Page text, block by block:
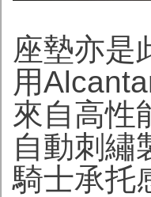
座墊亦是
用
來自高性
自動刺繡
騎士承托